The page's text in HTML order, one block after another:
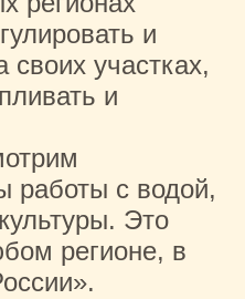
и
своих участках,
и
работы с водой,
Это
регионе, в